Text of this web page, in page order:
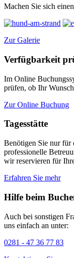
Machen Sie sich
Zur Galerie
Verfügbarkeit
Im Online
prüfen, ob Ihr
Zur Online Buchung
Tagesstätte
Benötigen Sie nur für
professionelle
wir reservieren für
Erfahren Sie mehr
Hilfe beim
Auch bei sonstigen
uns einfach an unter:
0281 - 47 36 77 83